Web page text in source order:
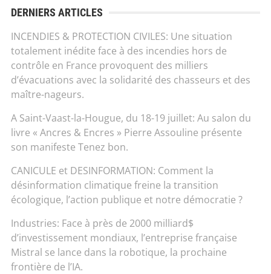
DERNIERS ARTICLES
INCENDIES & PROTECTION CIVILES: Une situation
totalement inédite face à des incendies hors de
contrôle en France provoquent des milliers
d’évacuations avec la solidarité des chasseurs et des
maître-nageurs.
A Saint-Vaast-la-Hougue, du 18-19 juillet: Au salon du
livre « Ancres & Encres » Pierre Assouline présente
son manifeste Tenez bon.
CANICULE et DESINFORMATION: Comment la
désinformation climatique freine la transition
écologique, l’action publique et notre démocratie ?
Industries: Face à près de 2000 milliard$
d’investissement mondiaux, l’entreprise française
Mistral se lance dans la robotique, la prochaine
frontière de l’IA.